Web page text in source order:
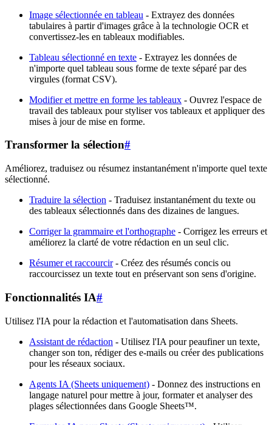
Image sélectionnée en tableau - Extrayez des données
tabulaires à partir d'images grâce à la technologie OCR et
convertissez-les en tableaux modifiables.
Tableau sélectionné en texte - Extrayez les données de
n'importe quel tableau sous forme de texte séparé par des
virgules (format CSV).
Modifier et mettre en forme les tableaux - Ouvrez l'espace de
travail des tableaux pour styliser vos tableaux et appliquer des
mises à jour de mise en forme.
Transformer la sélection#
Améliorez, traduisez ou résumez instantanément n'importe quel texte
sélectionné.
Traduire la sélection - Traduisez instantanément du texte ou
des tableaux sélectionnés dans des dizaines de langues.
Corriger la grammaire et l'orthographe - Corrigez les erreurs et
améliorez la clarté de votre rédaction en un seul clic.
Résumer et raccourcir- Créez des résumés concis ou
raccourcissez un texte tout en préservant son sens d'origine.
Fonctionnalités IA#
Utilisez l'IA pour la rédaction et l'automatisation dans Sheets.
Assistant de rédaction - Utilisez l'IA pour peaufiner un texte,
changer son ton, rédiger des e-mails ou créer des publications
pour les réseaux sociaux.
Agents IA (Sheets uniquement) - Donnez des instructions en
langage naturel pour mettre à jour, formater et analyser des
plages sélectionnées dans Google Sheets™.